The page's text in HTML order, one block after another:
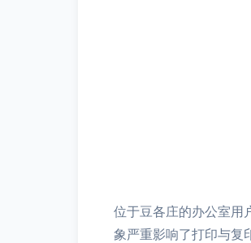
位于豆各庄的办公室用
象严重影响了打印与复